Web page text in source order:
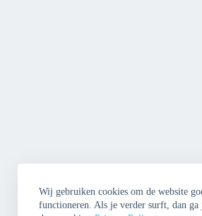
Wij gebruiken cookies om de website
functioneren. Als je verder surft, dan ga